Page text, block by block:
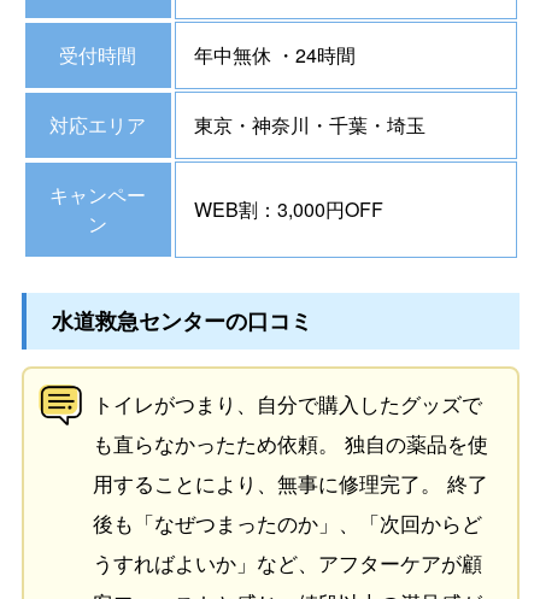
受付時間 年中無休 ・24時間
対応エリア 東京・神奈川・千葉・埼玉
キャンペー
ン
WEB割：3,000円OFF
水道救急センターの口コミ
トイレがつまり、自分で購入したグッズで
も直らなかったため依頼。 独自の薬品を使
用することにより、無事に修理完了。 終了
後も「なぜつまったのか」、「次回からど
うすればよいか」など、アフターケアが顧